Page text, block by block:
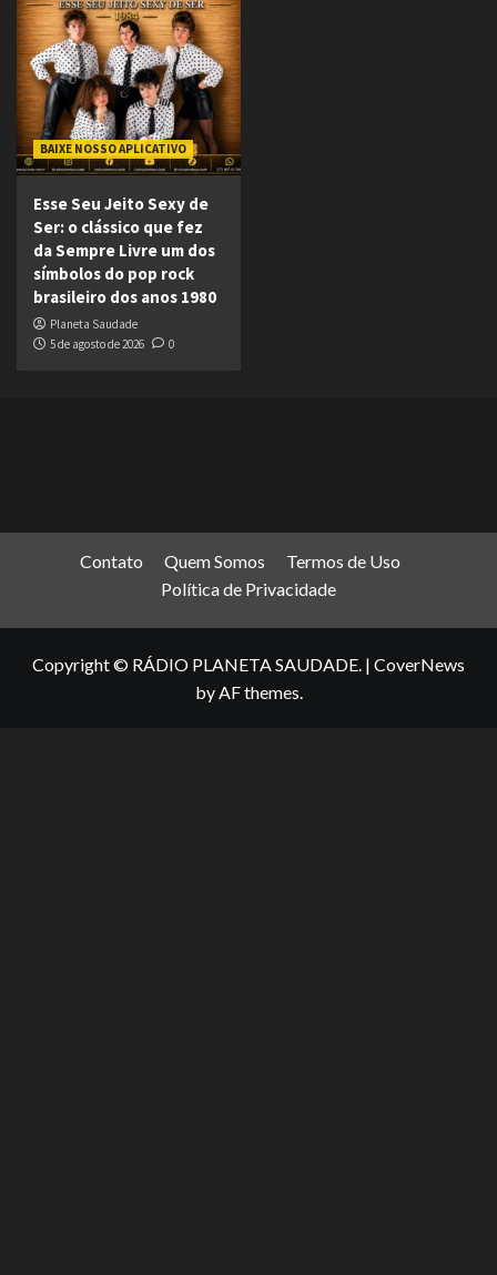
BAIXE NOSSO APLICATIVO
Esse Seu Jeito Sexy de
Ser: o clássico que fez
da Sempre Livre um dos
símbolos do pop rock
brasileiro dos anos 1980
Planeta Saudade
5 de agosto de 2026
0
Contato Quem Somos
Termos de Uso
Política de Privacidade
Copyright © RÁDIO PLANETA SAUDADE. | CoverNews
by AF themes.